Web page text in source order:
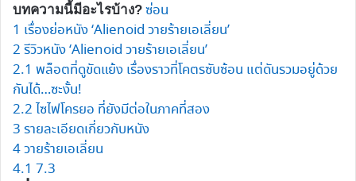
บทความนี้มีอะไรบ้าง? ซ่อน
1 เรื่องย่อหนัง ‘Alienoid วายร้ายเอเลี่ยน’
2 รีวิวหนัง ‘Alienoid วายร้ายเอเลี่ยน’
2.1 พล็อตที่ดูขัดแย้ง เรื่องราวที่โคตรซับซ้อน แต่ดันรวมอยู่ด้วย
กันได้…ซะงั้น!
2.2 ไซไฟโครยอ ที่ยังมีต่อในภาคที่สอง
3 รายละเอียดเกี่ยวกับหนัง
4วายร้ายเอเลี่ยน
4.1 7.3